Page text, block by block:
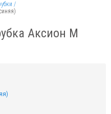
Аксион М